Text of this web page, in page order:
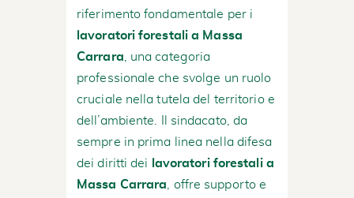
riferimento fondamentale per i
lavoratori forestali a Massa
Carrara , una categoria
professionale che svolge un ruolo
cruciale nella tutela del territorio e
dell’ambiente. Il sindacato, da
sempre in prima linea nella difesa
dei diritti dei
lavoratori forestali a
Massa Carrara , offre supporto e